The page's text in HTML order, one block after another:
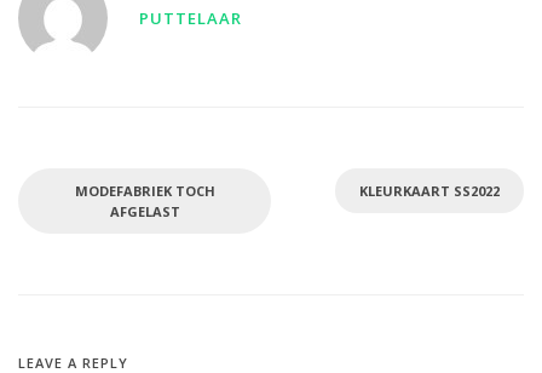
PUTTELAAR
MODEFABRIEK TOCH
AFGELAST
KLEURKAART SS2022
LEAVE A REPLY